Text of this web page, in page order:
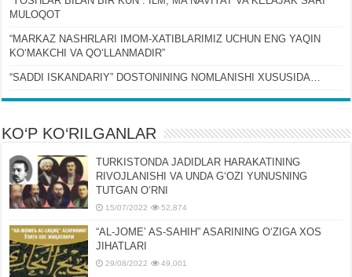
MULOQOT
“MARKAZ NASHRLARI IMOM-XATIBLARIMIZ UCHUN ENG YAQIN
KOʻMAKCHI VA QOʻLLANMADIR”
“SADDI ISKANDARIY” DOSTONINING NOMLANISHI XUSUSIDA…
KO‘P KO‘RILGANLAR
TURKISTONDA JADIDLAR HARAKATINING
RIVOJLANISHI VA UNDA GʻOZI YUNUSNING
TUTGAN OʻRNI
15/07/2022 52,874
“AL-JOMEʼ AS-SAHIH” ASARINING OʻZIGA XOS
JIHATLARI
29/08/2022 49,001